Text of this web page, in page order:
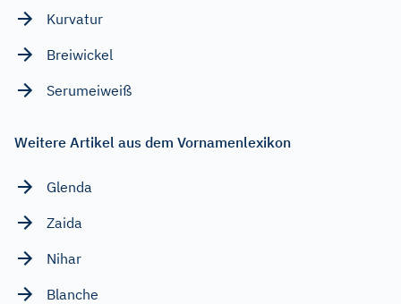
Kurvatur
Breiwickel
Serumeiweiß
Weitere Artikel aus dem Vornamenlexikon
Glenda
Zaida
Nihar
Blanche